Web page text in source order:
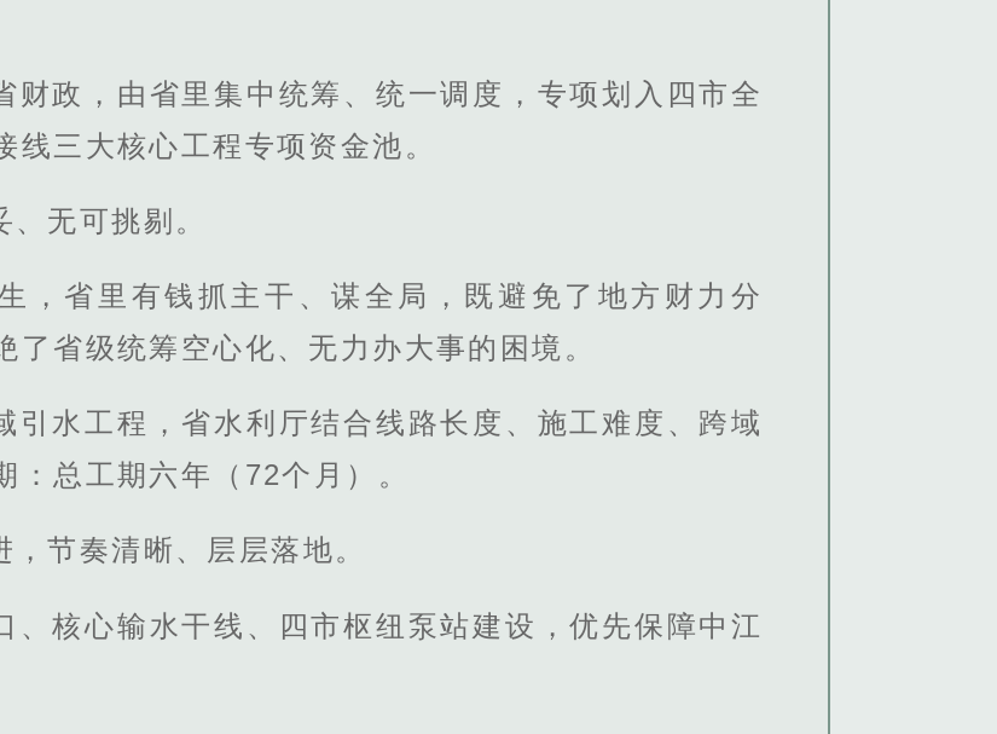
财政，由省里集中统筹、统一调度，专项划入四市全
三大核心工程专项资金池。
无可挑剔。
，省里有钱抓主干、谋全局，既避免了地方财力分
省级统筹空心化、无力办大事的困境。
引水工程，省水利厅结合线路长度、施工难度、跨域
总工期六年（72个月）。
节奏清晰、层层落地。
、核心输水干线、四市枢纽泵站建设，优先保障中江